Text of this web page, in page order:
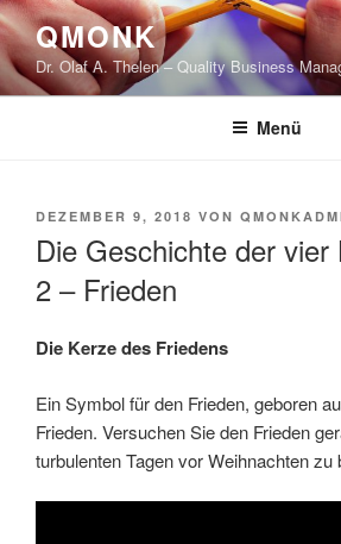
Zum
Inhalt
springen
QMONK
Dr. Olaf A. Thelen – Quality Business
Menü
VERÖFFENTLICHT
AM
DEZEMBER 9, 2018 VON
Die Geschichte der vier
2 – Frieden
Die Kerze des Friedens
Ein Symbol für den Frieden, geboren
Frieden. Versuchen Sie den Frieden
turbulenten Tagen vor Weihnachten zu